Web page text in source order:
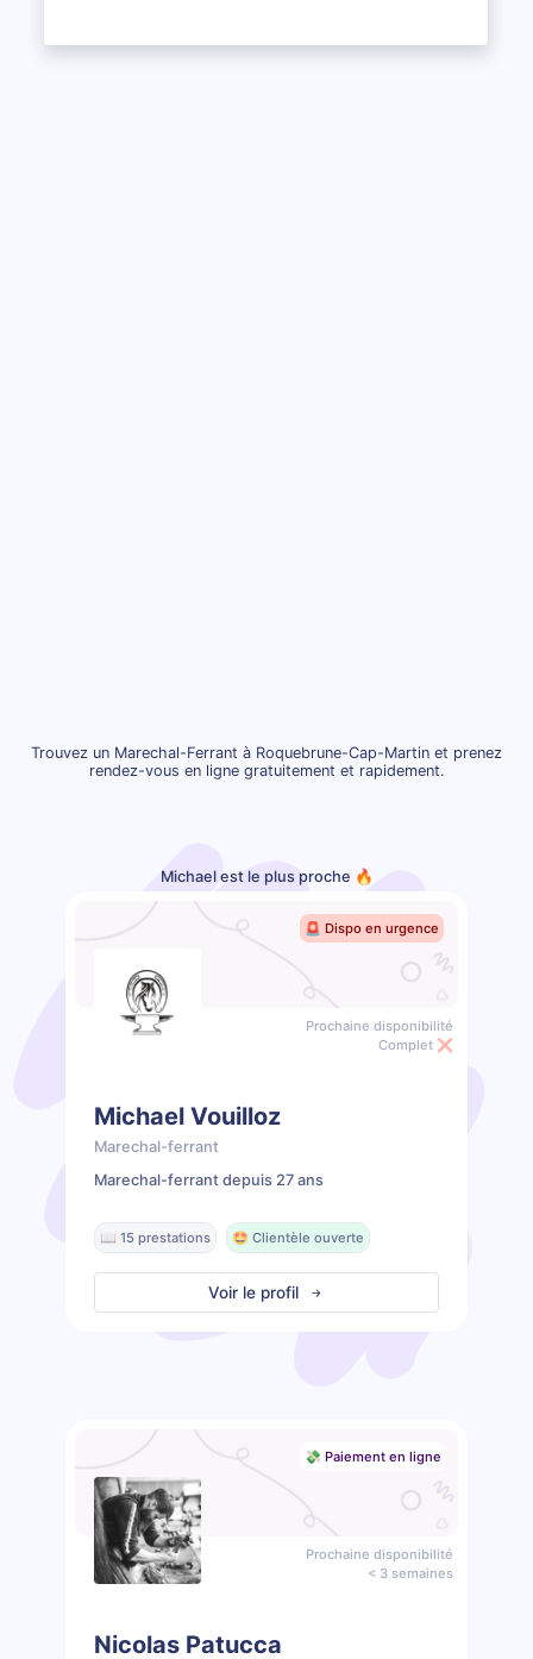
Trouvez un Marechal-Ferrant à Roquebrune-Cap-Martin et prenez
rendez-vous en ligne gratuitement et rapidement.
Michael est le plus proche 🔥
🚨 Dispo en urgence
Prochaine disponibilité
Complet ❌
Michael Vouilloz
Marechal-ferrant
Marechal-ferrant depuis 27 ans
📖 15 prestations 🤩 Clientèle ouverte
Voir le profil
💸 Paiement en ligne
Prochaine disponibilité
< 3 semaines
Nicolas Patucca